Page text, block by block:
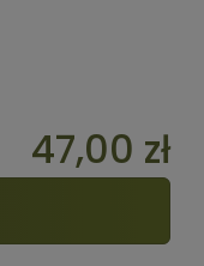
47,00 zł